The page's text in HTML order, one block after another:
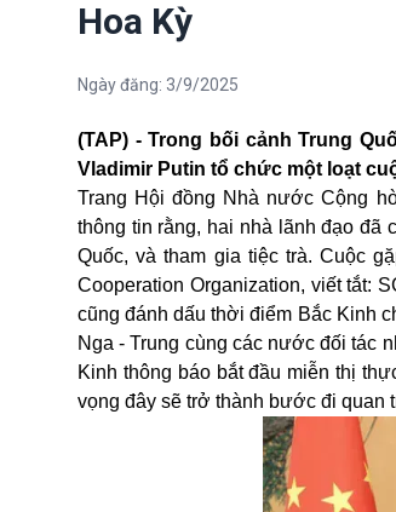
Hoa Kỳ
Ngày đăng: 3/9/2025
(TAP) - Trong bối cảnh Trung
Vladimir Putin tổ chức một loạt
Trang Hội đồng Nhà nước Cộng
thông tin rằng, hai nhà lãnh đạo đã
Quốc, và tham gia tiệc trà. Cuộc
Cooperation Organization, viết tắt:
cũng đánh dấu thời điểm Bắc Kinh
Nga - Trung cùng các nước đối tác
Kinh thông báo bắt đầu miễn thị
vọng đây sẽ trở thành bước đi quan